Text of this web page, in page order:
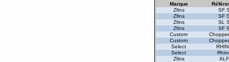
Marque
Zfins
SF
Zfins
SF
Zfins
SL
Zfins
SF
Custom
Custom
Select
Select
Zfins
ALF